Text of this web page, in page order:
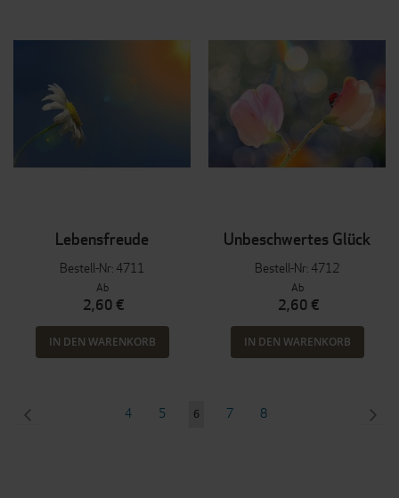
Lebensfreude
Bestell-Nr: 4711
Ab
2,60 €
IN DEN WARENKORB
Unbeschwertes Glück
Bestell-Nr: 4712
Ab
2,60 €
IN DEN WARENKORB
Seite
4 Seite
5
Sie
6 Seite
7 Seite
8